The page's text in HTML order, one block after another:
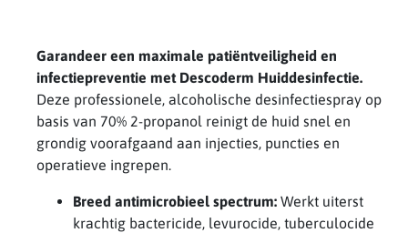
Garandeer een maximale patiëntveiligheid en
infectiepreventie met Descoderm Huiddesinfectie.
Deze professionele, alcoholische desinfectiespray op
basis van 70% 2-propanol reinigt de huid snel en
grondig voorafgaand aan injecties, puncties en
operatieve ingrepen.
Breed antimicrobieel spectrum: Werkt uiterst
krachtig bactericide, levurocide, tuberculocide